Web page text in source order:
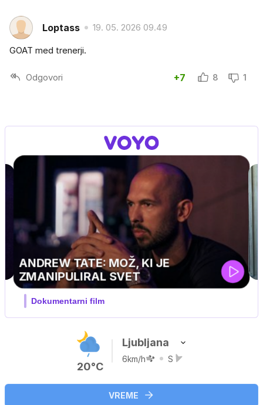
Loptass 19. 05. 2026 09.49
GOAT med trenerji.
Odgovori +7 8 1
20°C
Ljubljana
6km/h S
VREME